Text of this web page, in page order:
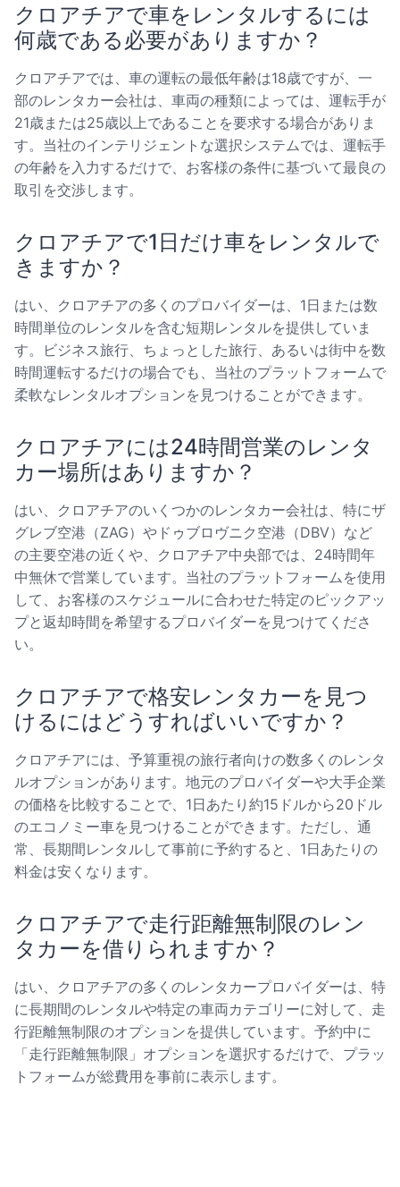
クロアチアで車をレンタルするには
何歳である必要がありますか？
クロアチアでは、車の運転の最低年齢は18歳ですが、一
部のレンタカー会社は、車両の種類によっては、運転手が
21歳または25歳以上であることを要求する場合がありま
す。当社のインテリジェントな選択システムでは、運転手
の年齢を入力するだけで、お客様の条件に基づいて最良の
取引を交渉します。
クロアチアで1日だけ車をレンタルで
きますか？
はい、クロアチアの多くのプロバイダーは、1日または数
時間単位のレンタルを含む短期レンタルを提供していま
す。ビジネス旅行、ちょっとした旅行、あるいは街中を数
時間運転するだけの場合でも、当社のプラットフォームで
柔軟なレンタルオプションを見つけることができます。
クロアチアには24時間営業のレンタ
カー場所はありますか？
はい、クロアチアのいくつかのレンタカー会社は、特にザ
グレブ空港（ZAG）やドゥブロヴニク空港（DBV）など
の主要空港の近くや、クロアチア中央部では、24時間年
中無休で営業しています。当社のプラットフォームを使用
して、お客様のスケジュールに合わせた特定のピックアッ
プと返却時間を希望するプロバイダーを見つけてくださ
い。
クロアチアで格安レンタカーを見つ
けるにはどうすればいいですか？
クロアチアには、予算重視の旅行者向けの数多くのレンタ
ルオプションがあります。地元のプロバイダーや大手企業
の価格を比較することで、1日あたり約15ドルから20ドル
のエコノミー車を見つけることができます。ただし、通
常、長期間レンタルして事前に予約すると、1日あたりの
料金は安くなります。
クロアチアで走行距離無制限のレン
タカーを借りられますか？
はい、クロアチアの多くのレンタカープロバイダーは、特
に長期間のレンタルや特定の車両カテゴリーに対して、走
行距離無制限のオプションを提供しています。予約中に
「走行距離無制限」オプションを選択するだけで、プラッ
トフォームが総費用を事前に表示します。